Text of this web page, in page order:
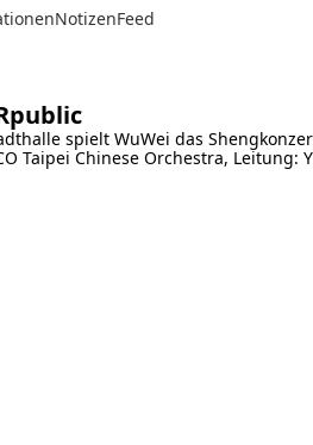
NotizenFeed
spielt WuWei das Shengkonzert
Taipei Chinese Orchestra, Leitung: